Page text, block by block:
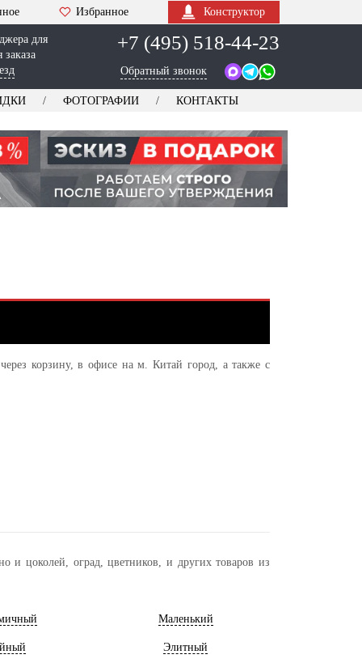
Избранное Конструктор
для
+7 (495) 518-44-23
Обратный звонок
ФОТОГРАФИИ КОНТАКТЫ
корзину, в офисе на м. Китай город, а также с
и цоколей, оград, цветников, и других товаров из
Маленький
Элитный